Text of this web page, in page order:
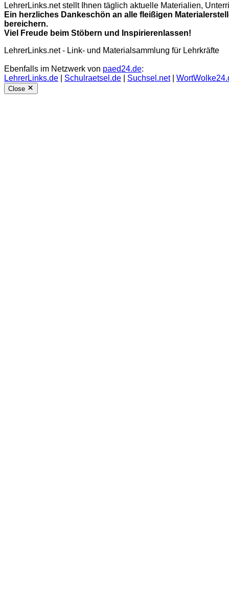
LehrerLinks.net stellt Ihnen täglich aktuelle Materialien,
Ein herzliches Dankeschön an alle fleißigen
bereichern.
Viel Freude beim Stöbern und Inspirierenlassen!
LehrerLinks.net - Link- und Materialsammlung für Lehrkräfte
Ebenfalls im Netzwerk von paed24.de:
LehrerLinks.de
Schulraetsel.de Suchsel.net|
Close